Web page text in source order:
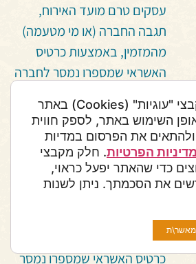
עסקים טרם מועד האירוח,
תגבה החברה (או מי מטעמה)
מהמזמין, באמצעות כרטיס
האשראי שמספרו נמסר לחברה
עלות של לילה עבור כל יחידת
אירוח שבוטלה.
במקרה של אי הגעה לקמפ
סהרה במועד הקבוע על פי
ההזמנה, תגבה החברה (או מי
מטעמה) מהמזמין (לרבות
מסוכנות נסיעות), באמצעות
כרטיס האשראי שמספרו נמסר
אנו משתמשים בקבצי "עוגיות" (Cookies) באתר
השימוש באתר, לספק חווית
את הפרסום במדיות
מדיניות הפרטיות. חלק מקבצי
כדי שהאתר יפעל כראוי,
את הסכמתך. ניתן לשנות